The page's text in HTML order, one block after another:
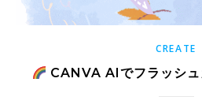
CREATE
CANVA AIでフラッシュ